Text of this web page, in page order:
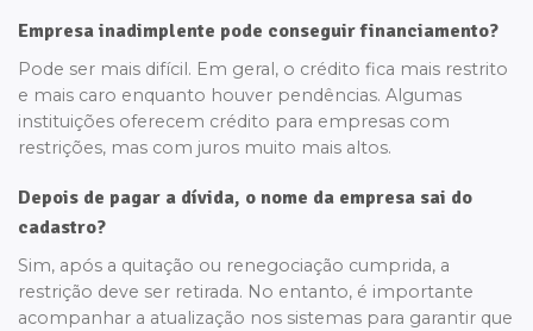
Empresa inadimplente pode conseguir financiamento?
Pode ser mais difícil. Em geral, o crédito fica mais restrito
e mais caro enquanto houver pendências. Algumas
instituições oferecem crédito para empresas com
restrições, mas com juros muito mais altos.
Depois de pagar a dívida, o nome da empresa sai do
cadastro?
Sim, após a quitação ou renegociação cumprida, a
restrição deve ser retirada. No entanto, é importante
acompanhar a atualização nos sistemas para garantir que